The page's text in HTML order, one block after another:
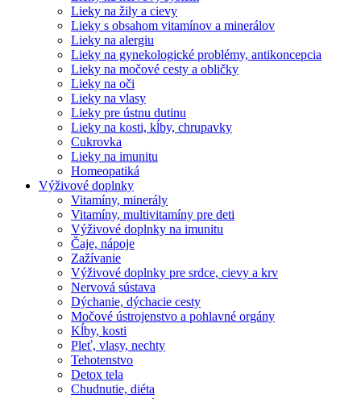
Lieky na žily a cievy
Lieky s obsahom vitamínov a minerálov
Lieky na alergiu
Lieky na gynekologické problémy, antikoncepcia
Lieky na močové cesty a obličky
Lieky na oči
Lieky na vlasy
Lieky pre ústnu dutinu
Lieky na kosti, kĺby, chrupavky
Cukrovka
Lieky na imunitu
Homeopatiká
Výživové doplnky
Vitamíny, minerály
Vitamíny, multivitamíny pre deti
Výživové doplnky na imunitu
Čaje, nápoje
Zažívanie
Výživové doplnky pre srdce, cievy a krv
Nervová sústava
Dýchanie, dýchacie cesty
Močové ústrojenstvo a pohlavné orgány
Kĺby, kosti
Pleť, vlasy, nechty
Tehotenstvo
Detox tela
Chudnutie, diéta